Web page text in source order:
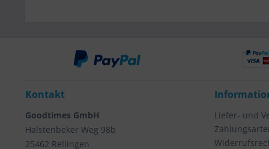
Kontakt
Goodtimes GmbH
Halstenbeker Weg 98b
25462 Rellingen
Liefer- und